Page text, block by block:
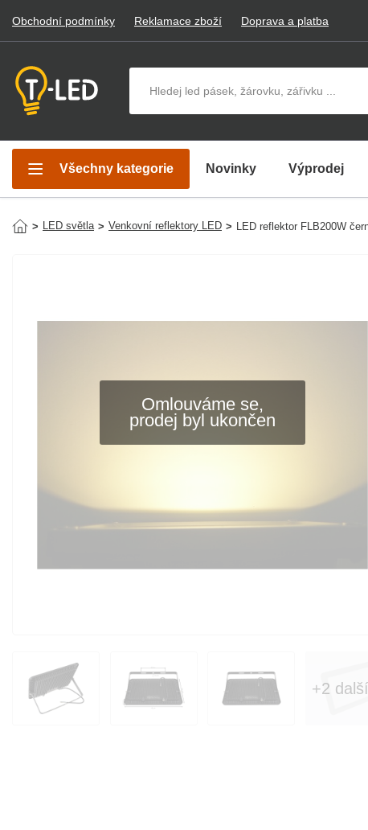
Obchodní podmínky Reklamace zboží Doprava a platba
Všechny kategorie Novinky Výprodej
> LED světla > Venkovní reflektory LED > LED reflektor FLB200W
Omlouváme se,
prodej byl ukončen
+2